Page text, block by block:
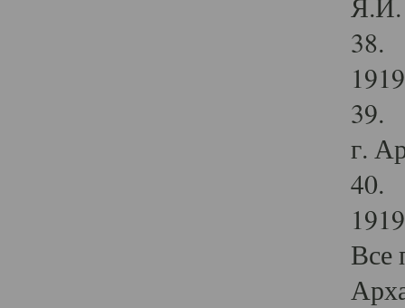
38.
39.
г.
40.
Все